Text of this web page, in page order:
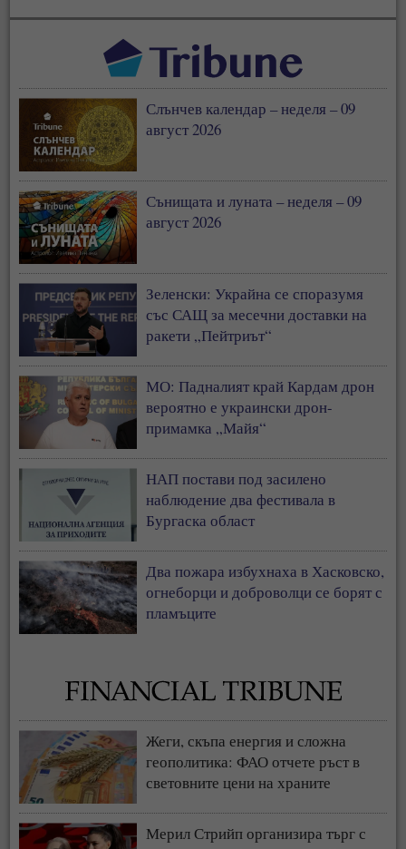
Слънчев календар – неделя – 09
август 2026
Сънищата и луната – неделя – 09
август 2026
Зеленски: Украйна се споразумя
със САЩ за месечни доставки на
ракети „Пейтриът“
МО: Падналият край Кардам дрон
вероятно е украински дрон-
примамка „Майя“
НАП постави под засилено
наблюдение два фестивала в
Бургаска област
Два пожара избухнаха в Хасковско,
огнеборци и доброволци се борят с
пламъците
Жеги, скъпа енергия и сложна
геополитика: ФАО отчете ръст в
световните цени на храните
Мерил Стрийп организира търг с